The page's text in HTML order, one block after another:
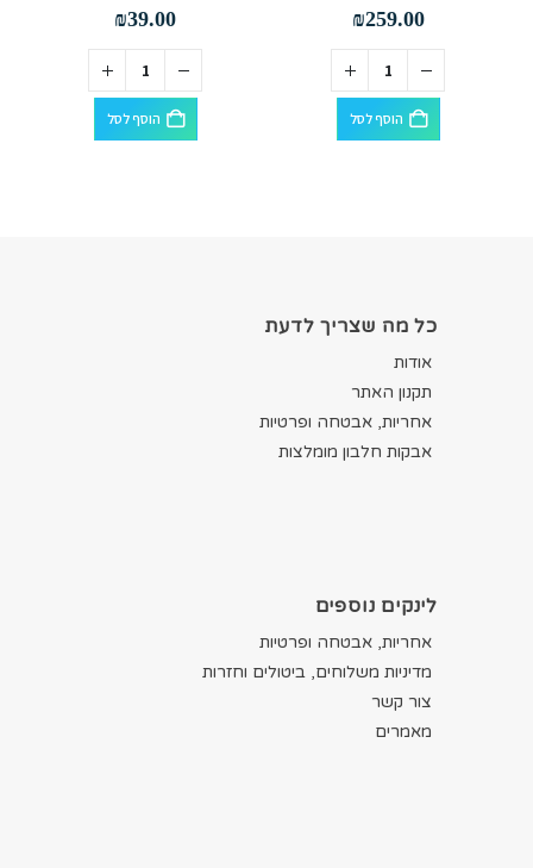
₪259.00
הוסף לסל
₪39.00
הוסף לסל
כל מה שצריך לדעת
אודות
תקנון האתר
אחריות, אבטחה ופרטיות
אבקות חלבון מומלצות
לינקים נוספים
אחריות, אבטחה ופרטיות
מדיניות משלוחים, ביטולים וחזרות
צור קשר
מאמרים